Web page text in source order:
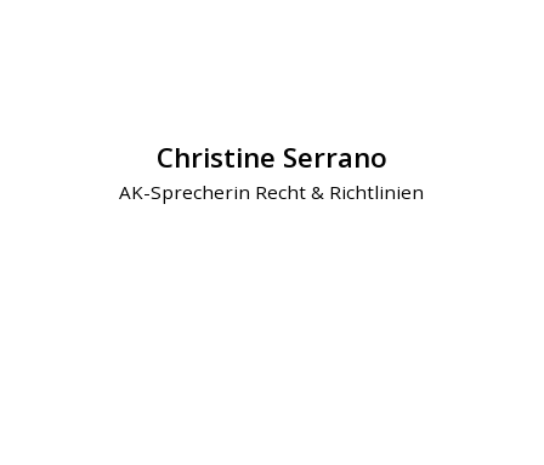
Christine Serrano
AK-Sprecherin Recht & Richtlinien